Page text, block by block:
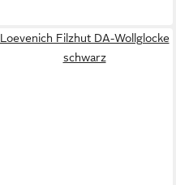
Loevenich Filzhut DA-Wollglocke
schwarz